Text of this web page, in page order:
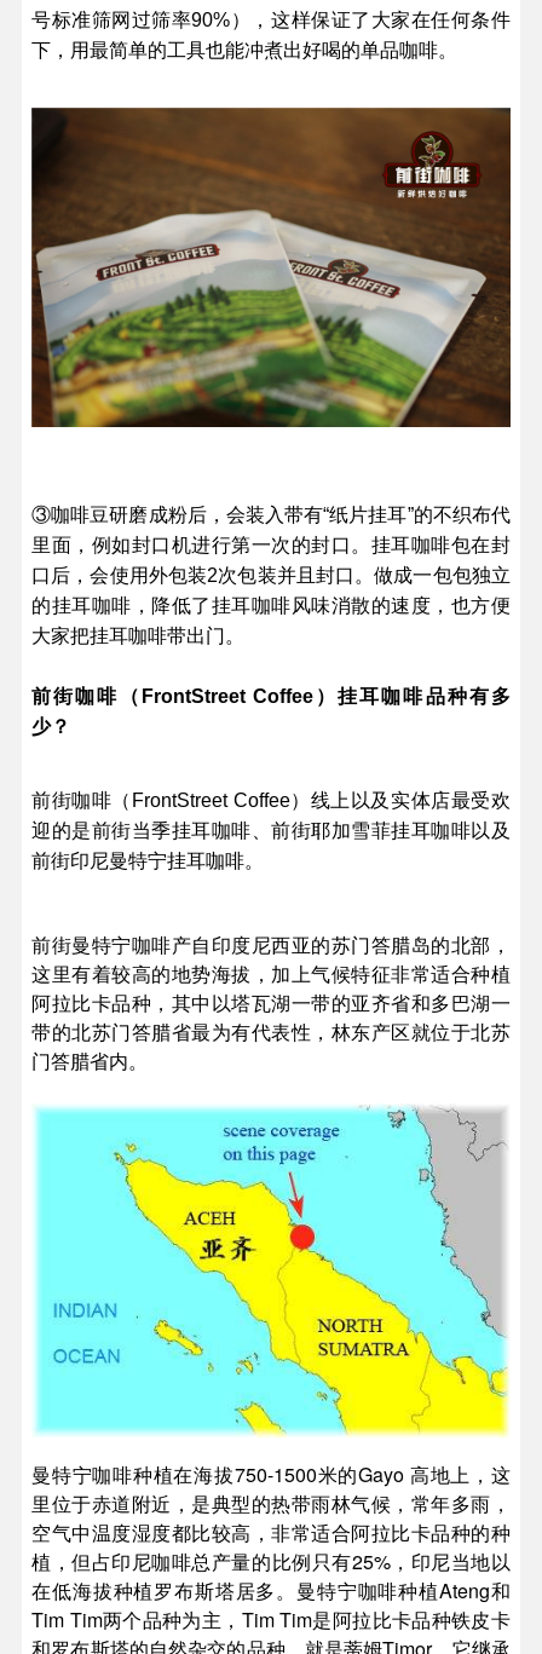
号标准筛网过筛率90%），这样保证了大家在任何条件
下，用最简单的工具也能冲煮出好喝的单品咖啡。
③咖啡豆研磨成粉后，会装入带有“纸片挂耳”的不织布代
里面，例如封口机进行第一次的封口。挂耳咖啡包在封
口后，会使用外包装2次包装并且封口。做成一包包独立
的挂耳咖啡，降低了挂耳咖啡风味消散的速度，也方便
大家把挂耳咖啡带出门。
前街咖啡（FrontStreet Coffee）挂耳咖啡品种有多
少？
前街咖啡（FrontStreet Coffee）线上以及实体店最受欢
迎的是前街当季挂耳咖啡、前街耶加雪菲挂耳咖啡以及
前街印尼曼特宁挂耳咖啡。
前街曼特宁咖啡产自印度尼西亚的苏门答腊岛的北部，
这里有着较高的地势海拔，加上气候特征非常适合种植
阿拉比卡品种，其中以塔瓦湖一带的亚齐省和多巴湖一
带的北苏门答腊省最为有代表性，林东产区就位于北苏
门答腊省内。
曼特宁咖啡种植在海拔750-1500米的Gayo 高地上，这
里位于赤道附近，是典型的热带雨林气候，常年多雨，
空气中温度湿度都比较高，非常适合阿拉比卡品种的种
植，但占印尼咖啡总产量的比例只有25%，印尼当地以
在低海拔种植罗布斯塔居多。 曼特宁咖啡种植Ateng和
Tim Tim两个品种为主，Tim Tim是阿拉比卡品种铁皮卡
和罗布斯塔的自然杂交的品种，就是蒂姆Timor，它继承